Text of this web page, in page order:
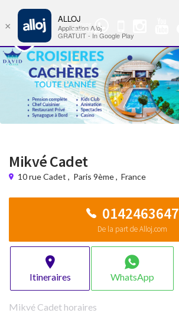
Groupe
WhatsApp
Mikvé Cadet
10 rue Cadet , Paris 9ème, France
0142463647
De la part de Alloj.com
Itineraires WhatsApp
Mikvé Cadet horaires
×
ALLOJ
Application Alloj
GRATUIT - In Google Play